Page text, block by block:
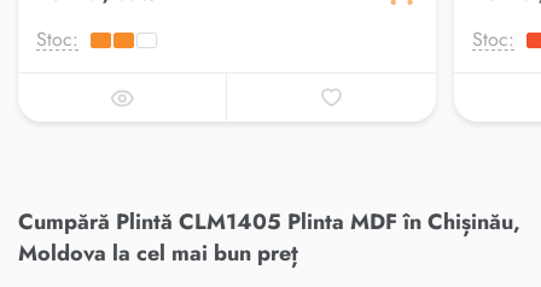
Stoc: Stoc:
Cumpără Plintă CLM1405 Plinta MDF în Chișinău,
Moldova la cel mai bun preț